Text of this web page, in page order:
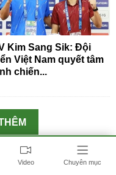
Kim Sang Sik: Đội
Việt Nam quyết tâm
chiến...
Video Chuyên mục